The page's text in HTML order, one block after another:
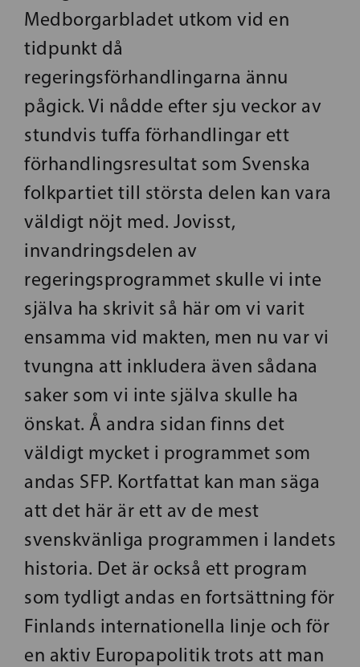
Medborgarbladet utkom vid en
tidpunkt då
regeringsförhandlingarna ännu
pågick. Vi nådde efter sju veckor av
stundvis tuffa förhandlingar ett
förhandlingsresultat som Svenska
folkpartiet till största delen kan vara
väldigt nöjt med. Jovisst,
invandringsdelen av
regeringsprogrammet skulle vi inte
själva ha skrivit så här om vi varit
ensamma vid makten, men nu var vi
tvungna att inkludera även sådana
saker som vi inte själva skulle ha
önskat. Å andra sidan finns det
väldigt mycket i programmet som
andas SFP. Kortfattat kan man säga
att det här är ett av de mest
svenskvänliga programmen i landets
historia. Det är också ett program
som tydligt andas en fortsättning för
Finlands internationella linje och för
en aktiv Europapolitik trots att man